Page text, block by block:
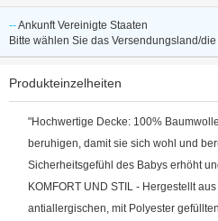
--Ankunft Vereinigte Staaten
Bitte wählen Sie das Versendungsland/
Produkteinzelheiten
"Hochwertige Decke: 100%
beruhigen, damit sie sich wohl und
Sicherheitsgefühl des Babys erhöht
KOMFORT UND STIL - Hergestellt
antiallergischen, mit Polyester